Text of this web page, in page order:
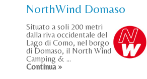
NorthWind Domaso
Situato a soli 200 metri
dalla riva occidentale del
Lago di Como, nel borgo
di Domaso, il North Wind
Camping & ...
Continua »